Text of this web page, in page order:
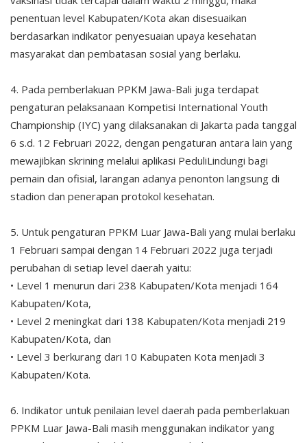
penentuan level Kabupaten/Kota akan disesuaikan
berdasarkan indikator penyesuaian upaya kesehatan
masyarakat dan pembatasan sosial yang berlaku.
4. Pada pemberlakuan PPKM Jawa-Bali juga terdapat
pengaturan pelaksanaan Kompetisi International Youth
Championship (IYC) yang dilaksanakan di Jakarta pada tanggal
6 s.d. 12 Februari 2022, dengan pengaturan antara lain yang
mewajibkan skrining melalui aplikasi PeduliLindungi bagi
pemain dan ofisial, larangan adanya penonton langsung di
stadion dan penerapan protokol kesehatan.
5. Untuk pengaturan PPKM Luar Jawa-Bali yang mulai berlaku
1 Februari sampai dengan 14 Februari 2022 juga terjadi
perubahan di setiap level daerah yaitu:
• Level 1 menurun dari 238 Kabupaten/Kota menjadi 164
Kabupaten/Kota,
• Level 2 meningkat dari 138 Kabupaten/Kota menjadi 219
Kabupaten/Kota, dan
• Level 3 berkurang dari 10 Kabupaten Kota menjadi 3
Kabupaten/Kota.
6. Indikator untuk penilaian level daerah pada pemberlakuan
PPKM Luar Jawa-Bali masih menggunakan indikator yang